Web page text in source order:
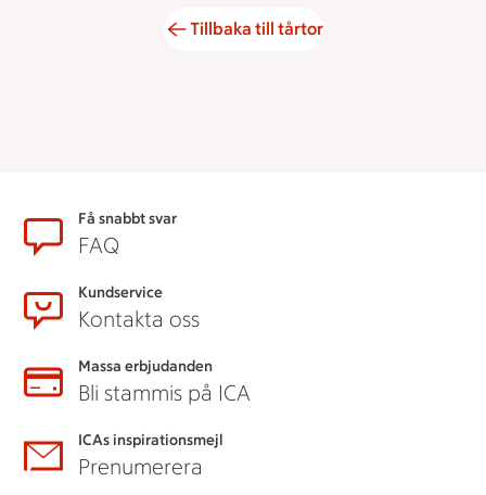
Tillbaka till tårtor
SidfotFå snabbt svar
FAQ
Kundservice
Kontakta oss
Massa erbjudanden
Bli stammis på ICA
ICAs inspirationsmejl
Prenumerera